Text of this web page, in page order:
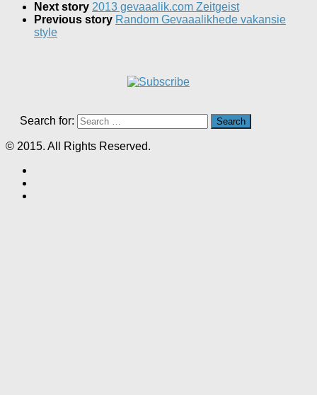
Next story 2013 gevaaalik.com Zeitgeist
Previous story Random Gevaaalikhede vakansie
style
Search for:
© 2015. All Rights Reserved.